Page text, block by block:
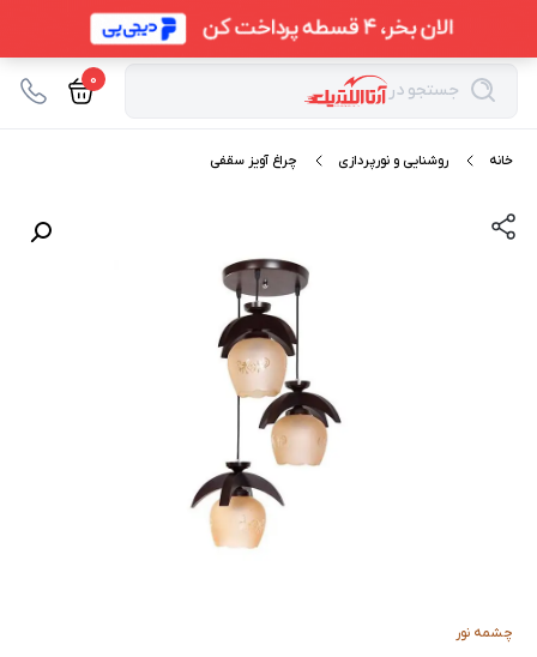
جستجو در 0
خانه روشنایی و نورپردازی چراغ آویز سقفی
چشمه نور